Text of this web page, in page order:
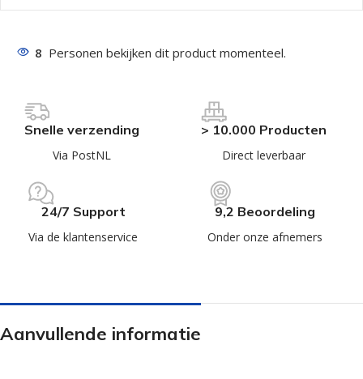
8 Personen bekijken dit product momenteel.
Snelle verzending
Via PostNL
> 10.000 Producten
Direct leverbaar
24/7 Support
Via de klantenservice
9,2 Beoordeling
Onder onze afnemers
Aanvullende informatie